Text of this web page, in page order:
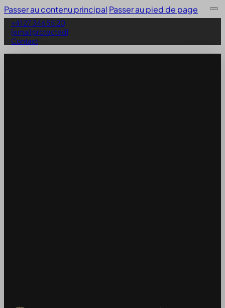
Passer au contenu principal Passer au pied de page
+41 27 346 55 20
[email protected]
Contact